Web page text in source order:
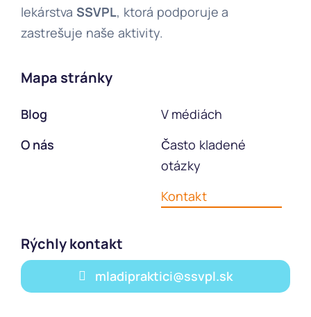
lekárstva SSVPL, ktorá podporuje a
zastrešuje naše aktivity.
Mapa stránky
Blog
O nás
V médiách
Často kladené
otázky
Kontakt
Rýchly kontakt
mladipraktici@ssvpl.sk